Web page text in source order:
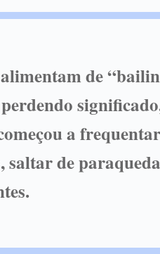
de
a
saltar de